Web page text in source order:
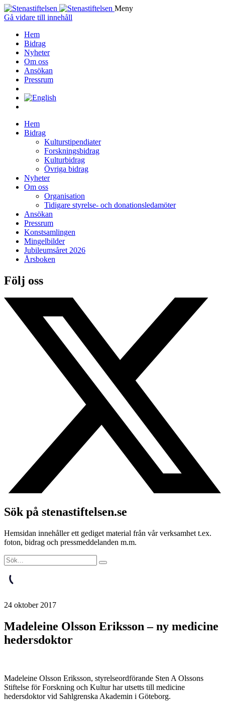
Meny
Gå vidare till innehåll
Hem
Bidrag
Nyheter
Om oss
Ansökan
Pressrum
Hem
Bidrag
Kulturstipendiater
Forskningsbidrag
Kulturbidrag
Övriga bidrag
Nyheter
Om oss
Organisation
Tidigare styrelse- och donationsledamöter
Ansökan
Pressrum
Konstsamlingen
Mingelbilder
Jubileumsåret 2026
Årsboken
Följ oss
Sök på stenastiftelsen.se
Hemsidan innehåller ett gediget material från vår verksamhet t.ex.
foton, bidrag och pressmeddelanden m.m.
24 oktober 2017
Madeleine Olsson Eriksson – ny medicine
hedersdoktor
Madeleine Olsson Eriksson, styrelseordförande Sten A Olssons
Stiftelse för Forskning och Kultur har utsetts till medicine
hedersdoktor vid Sahlgrenska Akademin i Göteborg.